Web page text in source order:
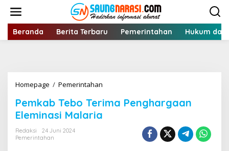
konten
Beranda Berita Terbaru Pemerintahan Hukum
Homepage / Pemerintahan
Terima
Penghargaan
Pemkab Tebo Terima Penghargaan
Eleminasi Malaria
Redaksi
24 Juni 2024
Pemerintahan